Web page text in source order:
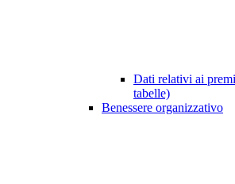
Dati relativi ai
tabelle)
Benessere organizzativo